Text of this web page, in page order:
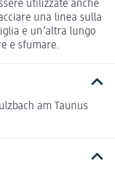
utilizzate anche
una linea sulla
e un’altra lungo
e sfumare.
am Taunus